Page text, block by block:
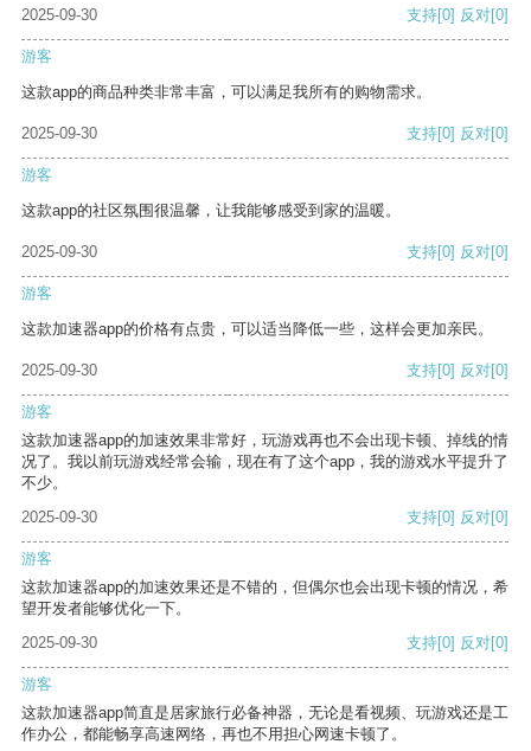
2025-09-30 支持[0] 反对[0]
游客
这款app的商品种类非常丰富，可以满足我所有的购物需求。
2025-09-30 支持[0] 反对[0]
游客
这款app的社区氛围很温馨，让我能够感受到家的温暖。
2025-09-30 支持[0] 反对[0]
游客
这款加速器app的价格有点贵，可以适当降低一些，这样会更加亲民。
2025-09-30 支持[0] 反对[0]
游客
这款加速器app的加速效果非常好，玩游戏再也不会出现卡顿、掉线的情
况了。我以前玩游戏经常会输，现在有了这个app，我的游戏水平提升了
不少。
2025-09-30
支持[0] 反对[0]
游客
这款加速器app的加速效果还是不错的，但偶尔也会出现卡顿的情况，希
望开发者能够优化一下。
2025-09-30
支持[0] 反对[0]
游客
这款加速器app简直是居家旅行必备神器，无论是看视频、玩游戏还是工
作办公，都能畅享高速网络，再也不用担心网速卡顿了。